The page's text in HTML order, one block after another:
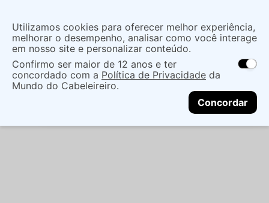
localização
As ofertas e opções de entrega variam de
acordo com a região.Não sei meu CEP
CONTINUAR
O que você procura?
Maquiagem Boca
Batom Bastão
CONTORNO RICOSTI MÉDIO 2 VEGANO
Utilizamos cookies para oferecer melhor experiência,
melhorar o desempenho, analisar como você interage
em nosso site e personalizar conteúdo.
Confirmo ser maior de 12 anos e ter
concordado com a Política de Privacidade da
Mundo do Cabeleireiro.
Concordar